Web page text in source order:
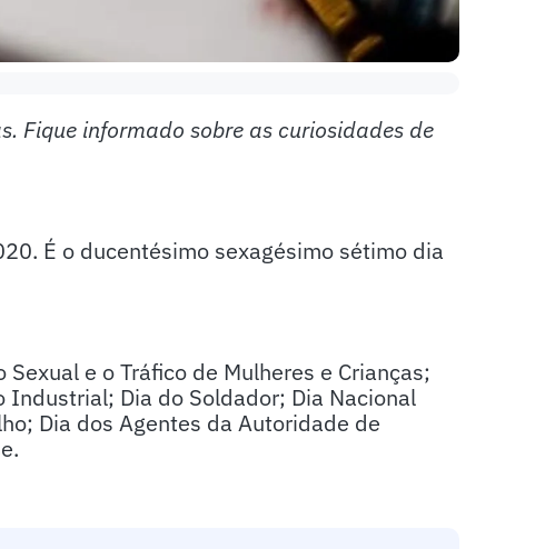
Fique informado sobre as curiosidades de
É o ducentésimo sexagésimo sétimo dia
e o Tráfico de Mulheres e Crianças;
Industrial; Dia do Soldador; Dia Nacional
Dia dos Agentes da Autoridade de